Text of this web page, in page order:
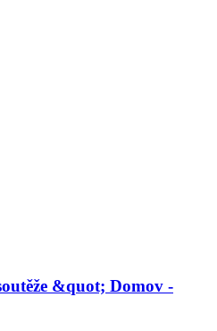
&quot; Domov -